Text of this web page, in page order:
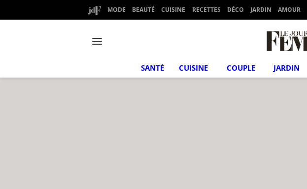
MODE BEAUTÉ CUISINE RECETTES DÉCO JARDIN AMOUR
SANTÉ CUISINE COUPLE JARDIN